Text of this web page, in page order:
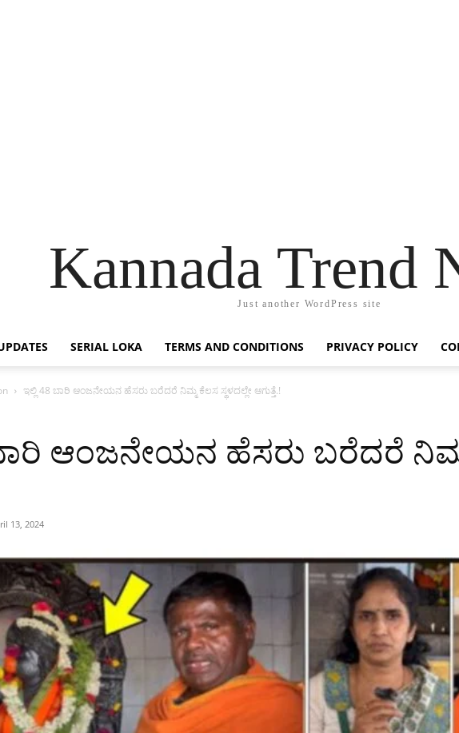
Kannada Trend
Just another WordPress site
SERIAL LOKA TERMS AND CONDITIONS PRIVACY POLICY
ಇಲ್ಲಿ 48 ಬಾರಿ ಆಂಜನೇಯನ ಹೆಸರು ಬರೆದರೆ ನಿಮ್ಮ ಕೆಲಸ ಸ್ಥಳದಲ್ಲೇ ಆಗುತ್ತೆ.!
ಆಂಜನೇಯನ ಹೆಸರು ಬರೆದರೆ ನಿಮ್ಮ
13, 2024